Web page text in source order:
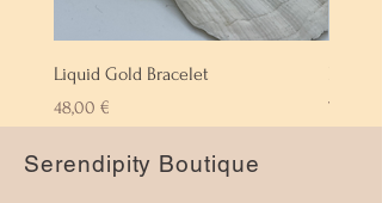
Liquid Gold Bracelet
Prix
48,00 €
Prix
72,00 €
Serendipity Boutique